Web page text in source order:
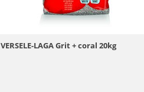
VERSELE-LAGA Grit + coral 20kg